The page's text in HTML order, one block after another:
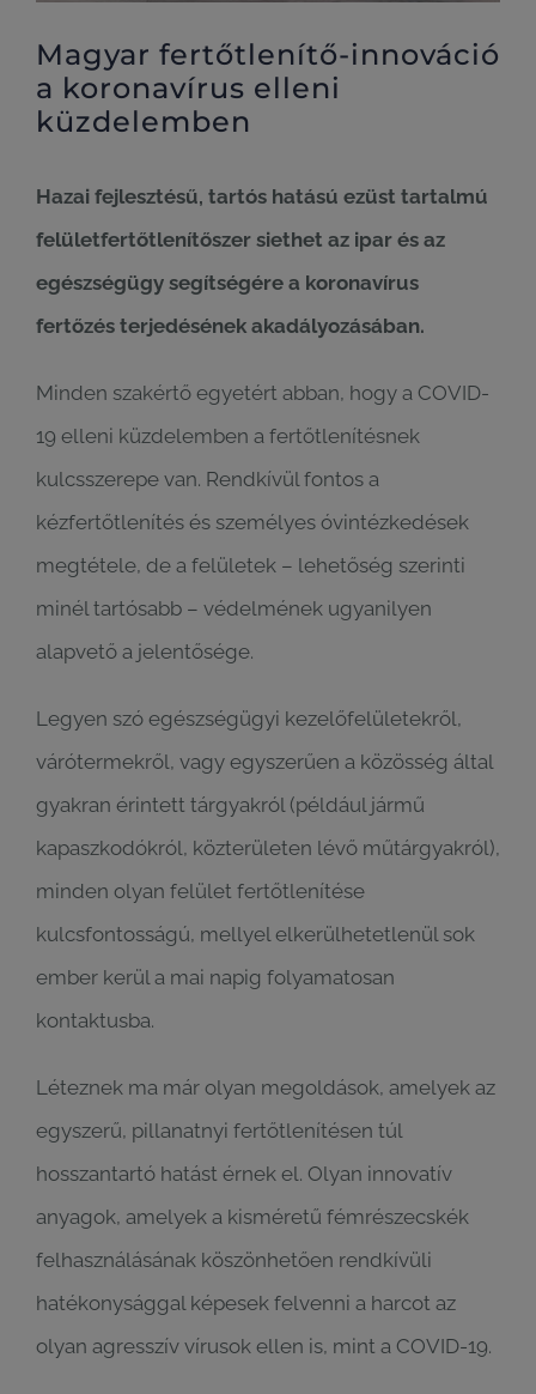
Magyar fertőtlenítő-innováció
a koronavírus elleni
küzdelemben
Hazai fejlesztésű, tartós hatású ezüst tartalmú
felületfertőtlenítőszer siethet az ipar és az
egészségügy segítségére a koronavírus
fertőzés terjedésének akadályozásában.
Minden szakértő egyetért abban, hogy a COVID-
19 elleni küzdelemben a fertőtlenítésnek
kulcsszerepe van. Rendkívül fontos a
kézfertőtlenítés és személyes óvintézkedések
megtétele, de a felületek – lehetőség szerinti
minél tartósabb – védelmének ugyanilyen
alapvető a jelentősége.
Legyen szó egészségügyi kezelőfelületekről,
várótermekről, vagy egyszerűen a közösség által
gyakran érintett tárgyakról (például jármű
kapaszkodókról, közterületen lévő műtárgyakról),
minden olyan felület fertőtlenítése
kulcsfontosságú, mellyel elkerülhetetlenül sok
ember kerül a mai napig folyamatosan
kontaktusba.
Léteznek ma már olyan megoldások, amelyek az
egyszerű, pillanatnyi fertőtlenítésen túl
hosszantartó hatást érnek el. Olyan innovatív
anyagok, amelyek a kisméretű fémrészecskék
felhasználásának köszönhetően rendkívüli
hatékonysággal képesek felvenni a harcot az
olyan agresszív vírusok ellen is, mint a COVID-19.